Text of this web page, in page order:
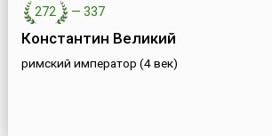
272 — 337
Константин Великий
римский император (4 век)